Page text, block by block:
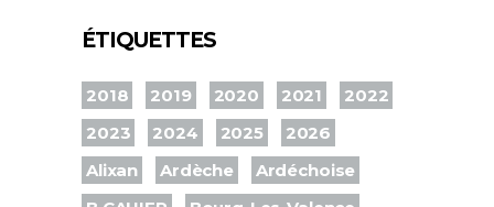
ÉTIQUETTES
2018 2019 2020 2021
2022
2023
2024 2025
2026
Alixan
Ardèche
Ardéchoise